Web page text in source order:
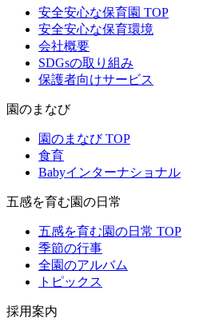
安全安心な保育園 TOP
安全安心な保育環境
会社概要
SDGsの取り組み
保護者向けサービス
園のまなび
園のまなび TOP
食育
Babyインターナショナル
五感を育む園の日常
五感を育む園の日常 TOP
季節の行事
全園のアルバム
トピックス
採用案内